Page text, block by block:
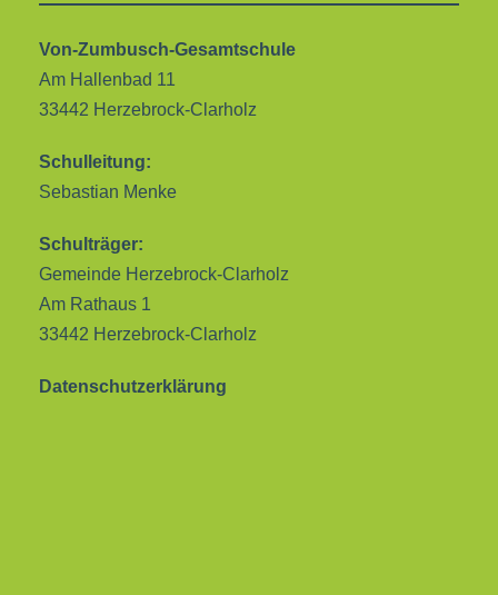
Von-Zumbusch-Gesamtschule
Am Hallenbad 11
33442 Herzebrock-Clarholz
Schulleitung:
Sebastian Menke
Schulträger:
Gemeinde Herzebrock-Clarholz
Am Rathaus 1
33442 Herzebrock-Clarholz
Datenschutzerklärung